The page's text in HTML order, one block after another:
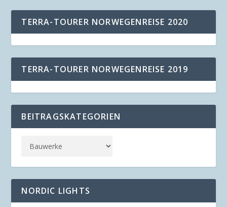
TERRA-TOURER NORWEGENREISE 2020
TERRA-TOURER NORWEGENREISE 2019
BEITRAGSKATEGORIEN
NORDIC LIGHTS